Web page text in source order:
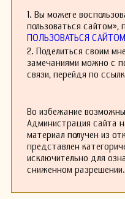
1. Вы можете
пользоваться сайтом»,
ПОЛЬЗОВАТЬСЯ САЙТОМ
2. Поделиться своим
замечаниями можно с
связи, перейдя по
Во избежание
Администрация сайта
материал получен из
представлен
исключительно для
сниженном разрешении.